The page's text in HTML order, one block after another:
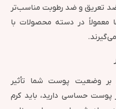
تعریق و ضد رطوبت مناسب‌تر
معمولاً در دسته محصولات با
بر وضعیت پوست شما تأثیر
پوست حساسی دارید، باید کرم